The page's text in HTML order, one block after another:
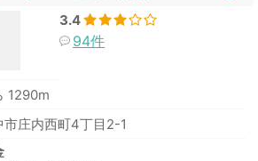
3.4
94件
1290m
市庄内西町4丁目2-1